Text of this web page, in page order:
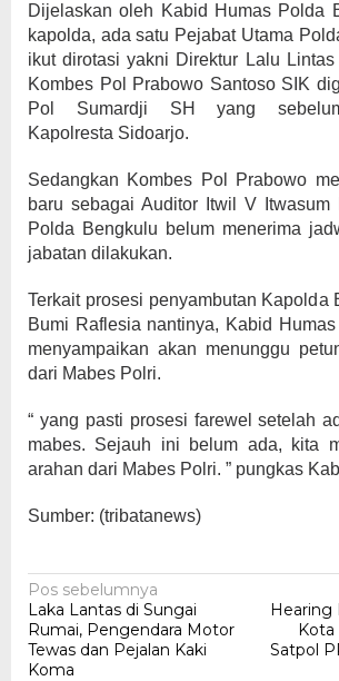
Dijelaskan oleh Kabid Humas Polda
kapolda, ada satu Pejabat Utama
ikut dirotasi yakni Direktur Lalu
Kombes Pol Prabowo Santoso SIK
Pol Sumardji SH yang
Kapolresta Sidoarjo.
Sedangkan Kombes Pol Prabowo
baru sebagai Auditor Itwil V
Polda Bengkulu belum menerima
jabatan dilakukan.
Terkait prosesi penyambutan Kapolda
Bumi Raflesia nantinya, Kabid
menyampaikan akan menunggu
dari Mabes Polri.
“ yang pasti prosesi farewel setelah
mabes. Sejauh ini belum ada, kita
arahan dari Mabes Polri. ” pungkas
Sumber: (tribatanews)
Navigasi
pos
Pos sebelumnya
Laka Lantas di Sungai
Rumai, Pengendara Motor
Tewas dan Pejalan Kaki
Koma
Hearing
Satpol